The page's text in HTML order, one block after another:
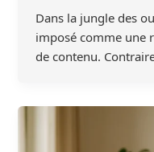
Dans la jungle des
imposé comme une
de contenu.